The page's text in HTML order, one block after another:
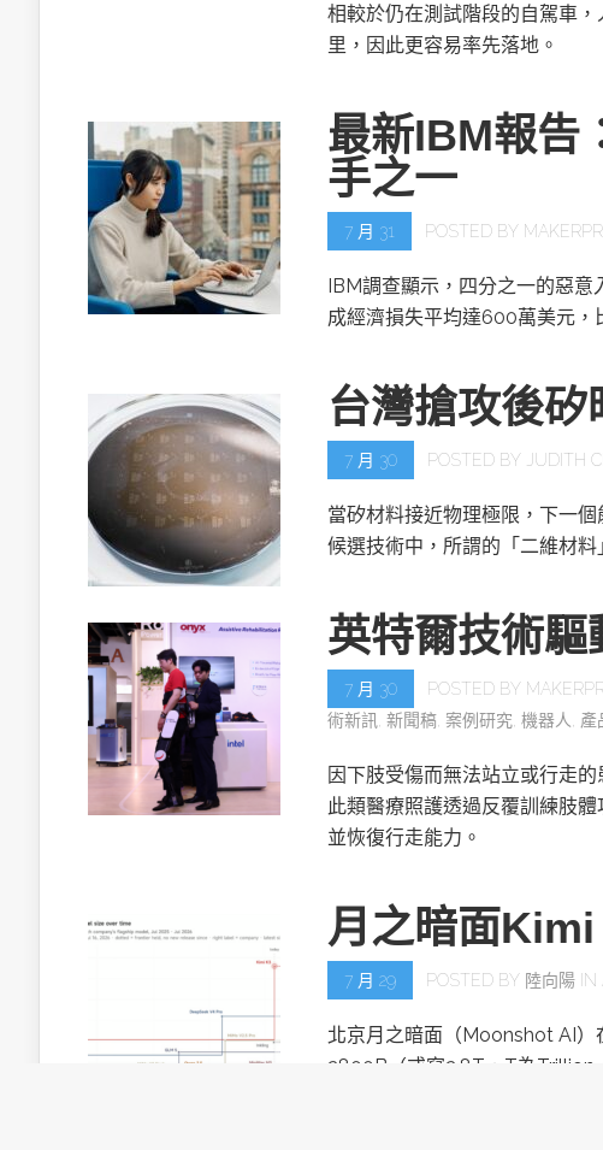
相較於仍在測試階段的自駕車
里，因此更容易率先落地。
最新IBM報告
手之一
7 月 31 POSTED BY
IBM調查顯示，四分之一的惡意
成經濟損失平均達600萬美元，
台灣搶攻後
7 月 30 POSTED BY JUDITH
當矽材料接近物理極限，下一
候選技術中，所謂的「二維材
英特爾技術
7 月 30 POSTED BY
術新訊 新聞稿 案例研究 機器人 產
因下肢受傷而無法站立或行走
此類醫療照護透過反覆訓練肢
並恢復行走能力。
月之暗面
7 月 29 POSTED BY 陸向陽 IN
北京月之暗面（Moonshot AI）
2800B（或寫2.8T，T為Trillion